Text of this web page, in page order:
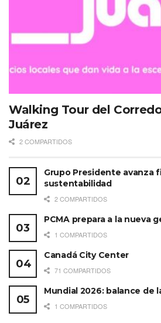
Walking Tour del
Juárez
2 COMPARTIDOS
Grupo Presidente avanza
sustentabilidad
2 COMPARTIDOS
PCMA prepara a la nueva
1 COMPARTIDOS
Canadá City Center
71 COMPARTIDOS
Mundial 2026: balance de
1 COMPARTIDOS